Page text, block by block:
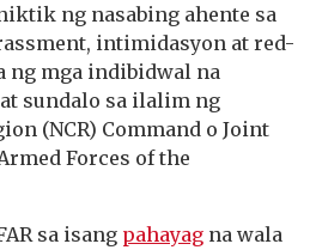
ng nasabing ahente sa
intimidasyon at red-
ng mga indibidwal na
sundalo sa ilalim ng
(NCR) Command o Joint
Forces of the
sa isang pahayag na wala